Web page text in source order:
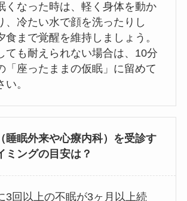
くなった時は、軽く身体を動か
、冷たい水で顔を洗ったりし
食まで覚醒を維持しましょう。
ても耐えられない場合は、10分
「座ったままの仮眠」に留めて
い。
睡眠外来や心療内科）を受診す
ミングの目安は？
3回以上の不眠が3ヶ月以上続